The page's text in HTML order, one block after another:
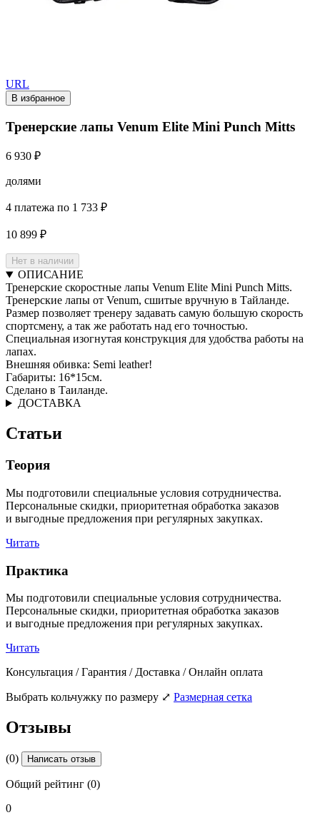
URL
В избранное
Тренерские лапы Venum Elite Mini Punch Mitts
6 930 ₽
долями
4 платежа по 1 733 ₽
10 899 ₽
Нет в наличии
ОПИСАНИЕ
Тренерские скоростные лапы Venum Elite Mini Punch Mitts.
Тренерские лапы от Venum, сшитые вручную в Тайланде.
Размер позволяет тренеру задавать самую большую скорость
спортсмену, а так же работать над его точностью.
Специальная изогнутая конструкция для удобства работы на
лапах.
Внешняя обивка: Semi leather!
Габариты: 16*15см.
Сделано в Таиланде.
ДОСТАВКА
Статьи
Теория
Мы подготовили специальные условия сотрудничества.
Персональные скидки, приоритетная обработка заказов
и выгодные предложения при регулярных закупках.
Читать
Практика
Мы подготовили специальные условия сотрудничества.
Персональные скидки, приоритетная обработка заказов
и выгодные предложения при регулярных закупках.
Читать
Консультация / Гарантия / Доставка / Онлайн оплата
Выбрать кольчужку по размеру ⤢ Размерная сетка
Отзывы
(0) Написать отзыв
Общий рейтинг (0)
0